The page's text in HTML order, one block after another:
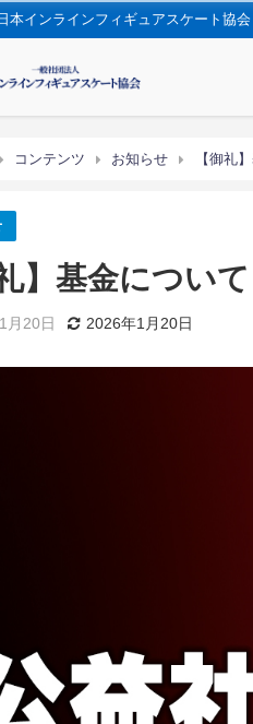
本インラインフィギュアスケート協
コンテンツ お知らせ 【御礼
】基金について
月20日 2026年1月20日